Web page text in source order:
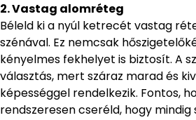
2. Vastag alomréteg
Béleld ki a nyúl ketrecét vastag
szénával. Ez nemcsak
kényelmes fekhelyet is biztosít. A
választás, mert száraz marad és
képességgel rendelkezik. Fontos,
rendszeresen cseréld, hogy mindig